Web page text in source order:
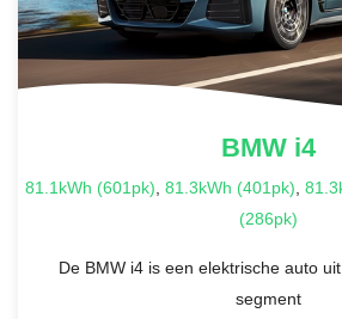
BMWi4
81.1kWh (601pk), 81.3kWh (401pk),
(286pk)
De BMW i4 is een elektrische auto
segment